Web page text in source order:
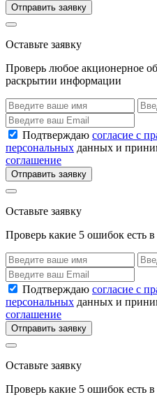
Отправить заявку
Оставьте заявку
Проверь любое акционерное
раскрытии информации
Подтверждаю согласие с
персональных данных и
соглашение
Отправить заявку
Оставьте заявку
Проверь какие 5 ошибок есть
Подтверждаю согласие с
персональных данных и
соглашение
Отправить заявку
Оставьте заявку
Проверь какие 5 ошибок есть